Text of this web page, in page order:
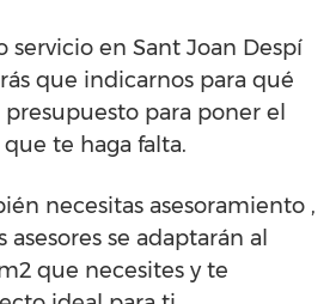
servicio en Sant Joan Despí
que indicarnos para qué
para poner el
te haga falta.
necesitas asesoramiento ,
asesores se adaptarán al
que necesites y te